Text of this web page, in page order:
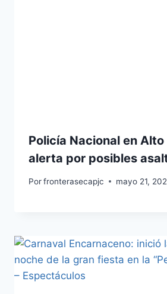
Policía Nacional en Alto
alerta por posibles
Porfronterasecapjc mayo 21,